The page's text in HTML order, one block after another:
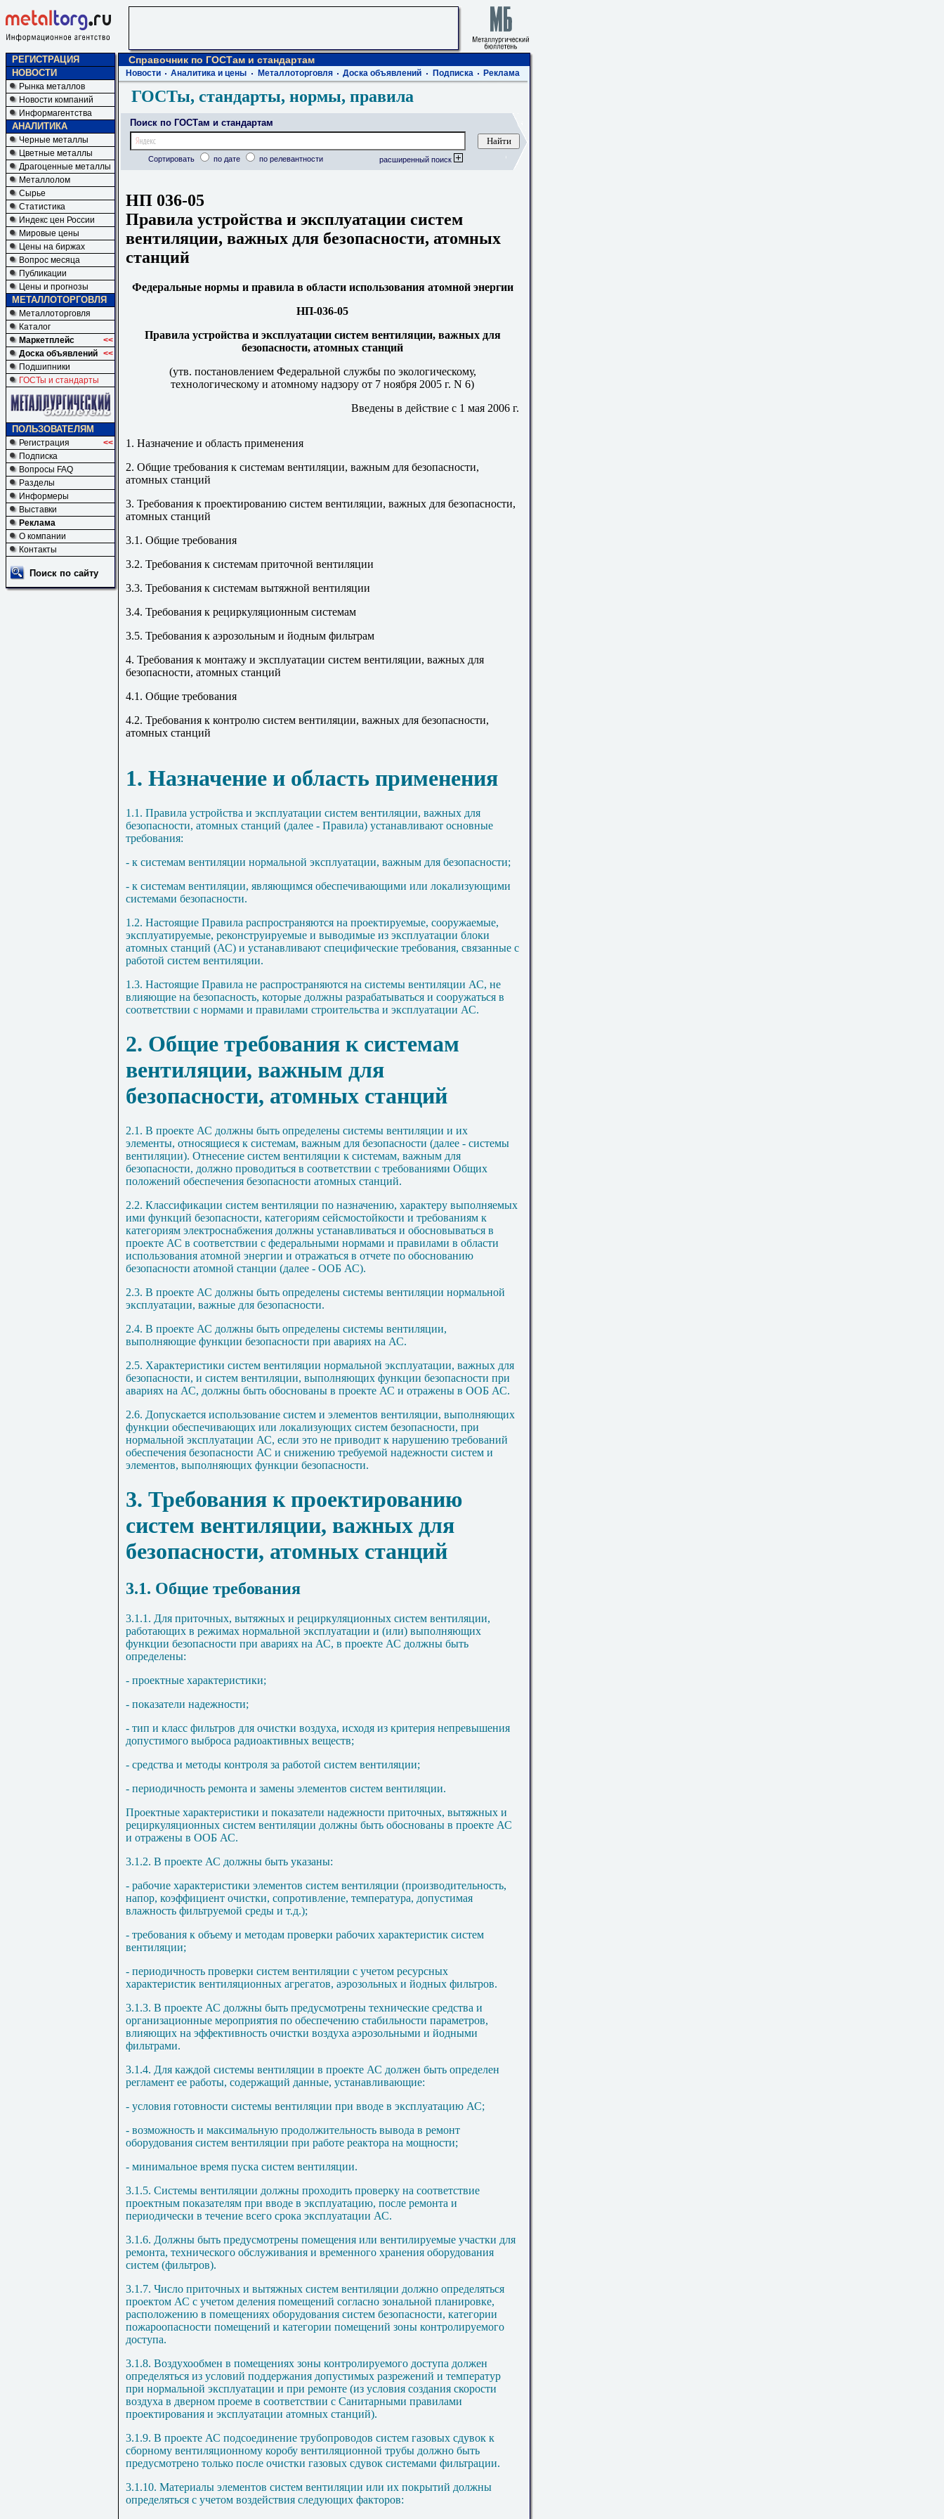
РЕГИСТРАЦИЯ
НОВОСТИ
Рынка металлов
Новости компаний
Информагентства
АНАЛИТИКА
Черные металлы
Цветные металлы
Драгоценные металлы
Металлолом
Сырье
Статистика
Индекс цен России
Мировые цены
Цены на биржах
Вопрос месяца
Публикации
Цены и прогнозы
МЕТАЛЛОТОРГОВЛЯ
Металлоторговля
Каталог
Маркетплейс
<<
Доска объявлений <<
Подшипники
ГОСТы и стандарты
ПОЛЬЗОВАТЕЛЯМ
Регистрация
<<
Подписка
Вопросы FAQ
Разделы
Информеры
Выставки
Реклама
О компании
Контакты
Поиск по сайту
Справочник по ГОСТам и стандартам
Новости Аналитика и цены Металлоторговля Доска объявлений Подписка Реклама
ГОСТы, стандарты, нормы, правила
Поиск по ГОСТам и стандартам
Сортировать по дате по релевантности расширенный поиск
НП 036-05
Правила устройства и эксплуатации систем
вентиляции, важных для безопасности, атомных
станций
Федеральные нормы и правила в области использования атомной энергии
НП-036-05
Правила устройства и эксплуатации систем вентиляции, важных для
безопасности, атомных станций
(утв. постановлением Федеральной службы по экологическому,
технологическому и атомному надзору от 7 ноября 2005 г. N 6)
Введены в действие с 1 мая 2006 г.
1. Назначение и область применения
2. Общие требования к системам вентиляции, важным для безопасности,
атомных станций
3. Требования к проектированию систем вентиляции, важных для безопасности,
атомных станций
3.1. Общие требования
3.2. Требования к системам приточной вентиляции
3.3. Требования к системам вытяжной вентиляции
3.4. Требования к рециркуляционным системам
3.5. Требования к аэрозольным и йодным фильтрам
4. Требования к монтажу и эксплуатации систем вентиляции, важных для
безопасности, атомных станций
4.1. Общие требования
4.2. Требования к контролю систем вентиляции, важных для безопасности,
атомных станций
1. Назначение и область применения
1.1. Правила устройства и эксплуатации систем вентиляции, важных для
безопасности, атомных станций (далее - Правила) устанавливают основные
требования:
- к системам вентиляции нормальной эксплуатации, важным для безопасности;
- к системам вентиляции, являющимся обеспечивающими или локализующими
системами безопасности.
1.2. Настоящие Правила распространяются на проектируемые, сооружаемые,
эксплуатируемые, реконструируемые и выводимые из эксплуатации блоки
атомных станций (АС) и устанавливают специфические требования, связанные с
работой систем вентиляции.
1.3. Настоящие Правила не распространяются на системы вентиляции АС, не
влияющие на безопасность, которые должны разрабатываться и сооружаться в
соответствии с нормами и правилами строительства и эксплуатации АС.
2. Общие требования к системам
вентиляции, важным для
безопасности, атомных станций
2.1. В проекте АС должны быть определены системы вентиляции и их
элементы, относящиеся к системам, важным для безопасности (далее - системы
вентиляции). Отнесение систем вентиляции к системам, важным для
безопасности, должно проводиться в соответствии с требованиями Общих
положений обеспечения безопасности атомных станций.
2.2. Классификации систем вентиляции по назначению, характеру выполняемых
ими функций безопасности, категориям сейсмостойкости и требованиям к
категориям электроснабжения должны устанавливаться и обосновываться в
проекте АС в соответствии с федеральными нормами и правилами в области
использования атомной энергии и отражаться в отчете по обоснованию
безопасности атомной станции (далее - ООБ АС).
2.3. В проекте АС должны быть определены системы вентиляции нормальной
эксплуатации, важные для безопасности.
2.4. В проекте АС должны быть определены системы вентиляции,
выполняющие функции безопасности при авариях на АС.
2.5. Характеристики систем вентиляции нормальной эксплуатации, важных для
безопасности, и систем вентиляции, выполняющих функции безопасности при
авариях на АС, должны быть обоснованы в проекте АС и отражены в ООБ АС.
2.6. Допускается использование систем и элементов вентиляции, выполняющих
функции обеспечивающих или локализующих систем безопасности, при
нормальной эксплуатации АС, если это не приводит к нарушению требований
обеспечения безопасности АС и снижению требуемой надежности систем и
элементов, выполняющих функции безопасности.
3. Требования к проектированию
систем вентиляции, важных для
безопасности, атомных станций
3.1. Общие требования
3.1.1. Для приточных, вытяжных и рециркуляционных систем вентиляции,
работающих в режимах нормальной эксплуатации и (или) выполняющих
функции безопасности при авариях на АС, в проекте АС должны быть
определены:
- проектные характеристики;
- показатели надежности;
- тип и класс фильтров для очистки воздуха, исходя из критерия непревышения
допустимого выброса радиоактивных веществ;
- средства и методы контроля за работой систем вентиляции;
- периодичность ремонта и замены элементов систем вентиляции.
Проектные характеристики и показатели надежности приточных, вытяжных и
рециркуляционных систем вентиляции должны быть обоснованы в проекте АС
и отражены в ООБ АС.
3.1.2. В проекте АС должны быть указаны:
- рабочие характеристики элементов систем вентиляции (производительность,
напор, коэффициент очистки, сопротивление, температура, допустимая
влажность фильтруемой среды и т.д.);
- требования к объему и методам проверки рабочих характеристик систем
вентиляции;
- периодичность проверки систем вентиляции с учетом ресурсных
характеристик вентиляционных агрегатов, аэрозольных и йодных фильтров.
3.1.3. В проекте АС должны быть предусмотрены технические средства и
организационные мероприятия по обеспечению стабильности параметров,
влияющих на эффективность очистки воздуха аэрозольными и йодными
фильтрами.
3.1.4. Для каждой системы вентиляции в проекте АС должен быть определен
регламент ее работы, содержащий данные, устанавливающие:
- условия готовности системы вентиляции при вводе в эксплуатацию АС;
- возможность и максимальную продолжительность вывода в ремонт
оборудования систем вентиляции при работе реактора на мощности;
- минимальное время пуска систем вентиляции.
3.1.5. Системы вентиляции должны проходить проверку на соответствие
проектным показателям при вводе в эксплуатацию, после ремонта и
периодически в течение всего срока эксплуатации АС.
3.1.6. Должны быть предусмотрены помещения или вентилируемые участки для
ремонта, технического обслуживания и временного хранения оборудования
систем (фильтров).
3.1.7. Число приточных и вытяжных систем вентиляции должно определяться
проектом АС с учетом деления помещений согласно зональной планировке,
расположению в помещениях оборудования систем безопасности, категории
пожароопасности помещений и категории помещений зоны контролируемого
доступа.
3.1.8. Воздухообмен в помещениях зоны контролируемого доступа должен
определяться из условий поддержания допустимых разрежений и температур
при нормальной эксплуатации и при ремонте (из условия создания скорости
воздуха в дверном проеме в соответствии с Санитарными правилами
проектирования и эксплуатации атомных станций).
3.1.9. В проекте АС подсоединение трубопроводов систем газовых сдувок к
сборному вентиляционному коробу вентиляционной трубы должно быть
предусмотрено только после очистки газовых сдувок системами фильтрации.
3.1.10. Материалы элементов систем вентиляции или их покрытий должны
определяться с учетом воздействия следующих факторов: